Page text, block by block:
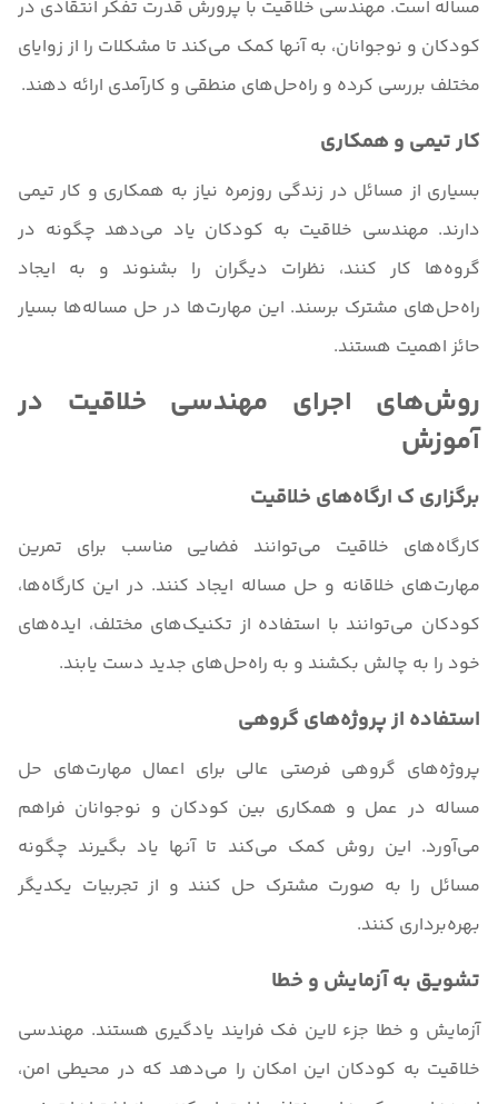
مساله است. مهندسی خلاقیت با پرورش قدرت تفکر انتقادی در
کودکان و نوجوانان، به آنها کمک می‌کند تا مشکلات را از زوایای
مختلف بررسی کرده و راه‌حل‌های منطقی و کارآمدی ارائه دهند.
کار تیمی و همکاری
بسیاری از مسائل در زندگی روزمره نیاز به همکاری و کار تیمی
دارند. مهندسی خلاقیت به کودکان یاد می‌دهد چگونه در
گروه‌ها کار کنند، نظرات دیگران را بشنوند و به ایجاد
راه‌حل‌های مشترک برسند. این مهارت‌ها در حل مساله‌ها بسیار
حائز اهمیت هستند.
روش‌های اجرای مهندسی خلاقیت در
آموزش
برگزاری ک ارگاه‌های خلاقیت
کارگاه‌های خلاقیت می‌توانند فضایی مناسب برای تمرین
مهارت‌های خلاقانه و حل مساله ایجاد کنند. در این کارگاه‌ها،
کودکان می‌توانند با استفاده از تکنیک‌های مختلف، ایده‌های
خود را به چالش بکشند و به راه‌حل‌های جدید دست یابند.
استفاده از پروژه‌های گروهی
پروژه‌های گروهی فرصتی عالی برای اعمال مهارت‌های حل
مساله در عمل و همکاری بین کودکان و نوجوانان فراهم
می‌آورد. این روش کمک می‌کند تا آنها یاد بگیرند چگونه
مسائل را به صورت مشترک حل کنند و از تجربیات یکدیگر
بهره‌برداری کنند.
تشویق به آزمایش و خطا
آزمایش و خطا جزء لاین فک فرایند یادگیری هستند. مهندسی
خلاقیت به کودکان این امکان را می‌دهد که در محیطی امن،